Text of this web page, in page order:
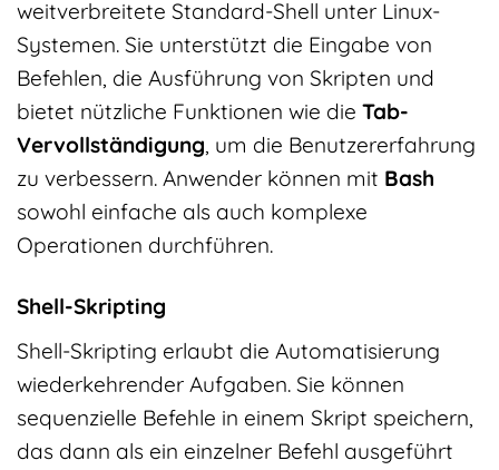
weitverbreitete Standard-Shell unter Linux-
Systemen. Sie unterstützt die Eingabe von
Befehlen, die Ausführung von Skripten und
bietet nützliche Funktionen wie die Tab-
Vervollständigung, um die Benutzererfahrung
zu verbessern. Anwender können mit Bash
sowohl einfache als auch komplexe
Operationen durchführen.
Shell-Skripting
Shell-Skripting erlaubt die Automatisierung
wiederkehrender Aufgaben. Sie können
sequenzielle Befehle in einem Skript speichern,
das dann als ein einzelner Befehl ausgeführt